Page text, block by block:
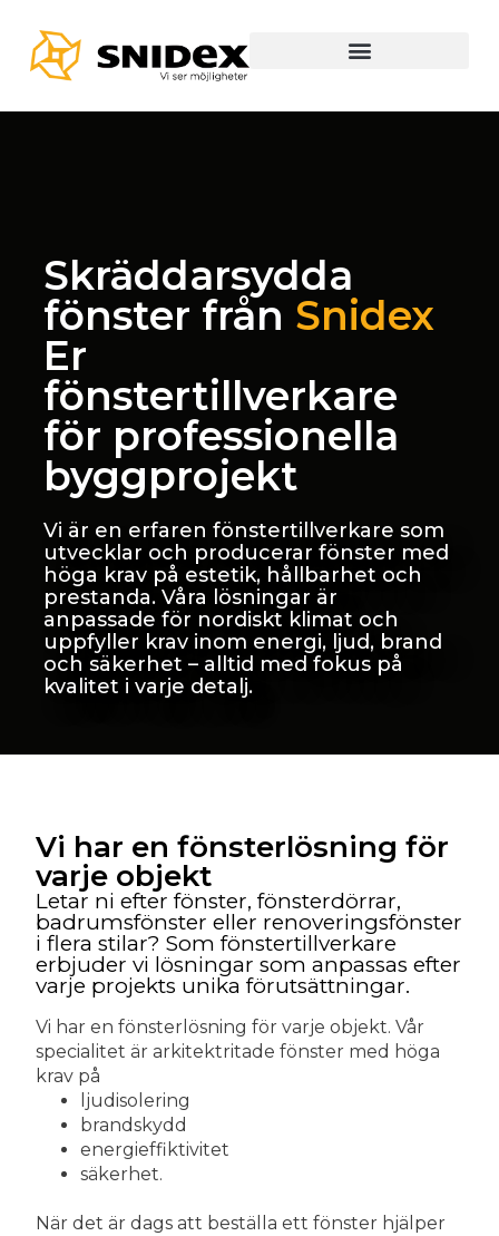
Skräddarsydda
fönster från Snidex
Er
fönstertillverkare
för professionella
byggprojekt
Vi är en erfaren fönstertillverkare som
utvecklar och producerar fönster med
höga krav på estetik, hållbarhet och
prestanda. Våra lösningar är
anpassade för nordiskt klimat och
uppfyller krav inom energi, ljud, brand
och säkerhet – alltid med fokus på
kvalitet i varje detalj.
Vi har en fönsterlösning för
varje objekt
Letar ni efter fönster, fönsterdörrar,
badrumsfönster eller renoveringsfönster
i flera stilar? Som fönstertillverkare
erbjuder vi lösningar som anpassas efter
varje projekts unika förutsättningar.
Vi har en fönsterlösning för varje objekt. Vår
specialitet är arkitektritade fönster med höga
krav på
ljudisolering
brandskydd
energieffiktivitet
säkerhet.
När det är dags att beställa ett fönster hjälper